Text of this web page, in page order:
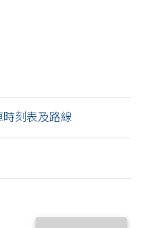
刻表及路線